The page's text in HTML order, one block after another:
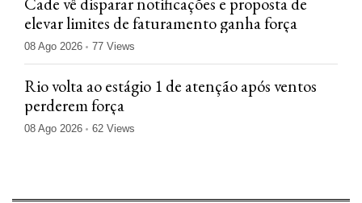
elevar limites de faturamento ganha força
08 Ago 2026 77 Views
Rio volta ao estágio 1 de atenção após ventos
perderem força
08 Ago 2026 62 Views